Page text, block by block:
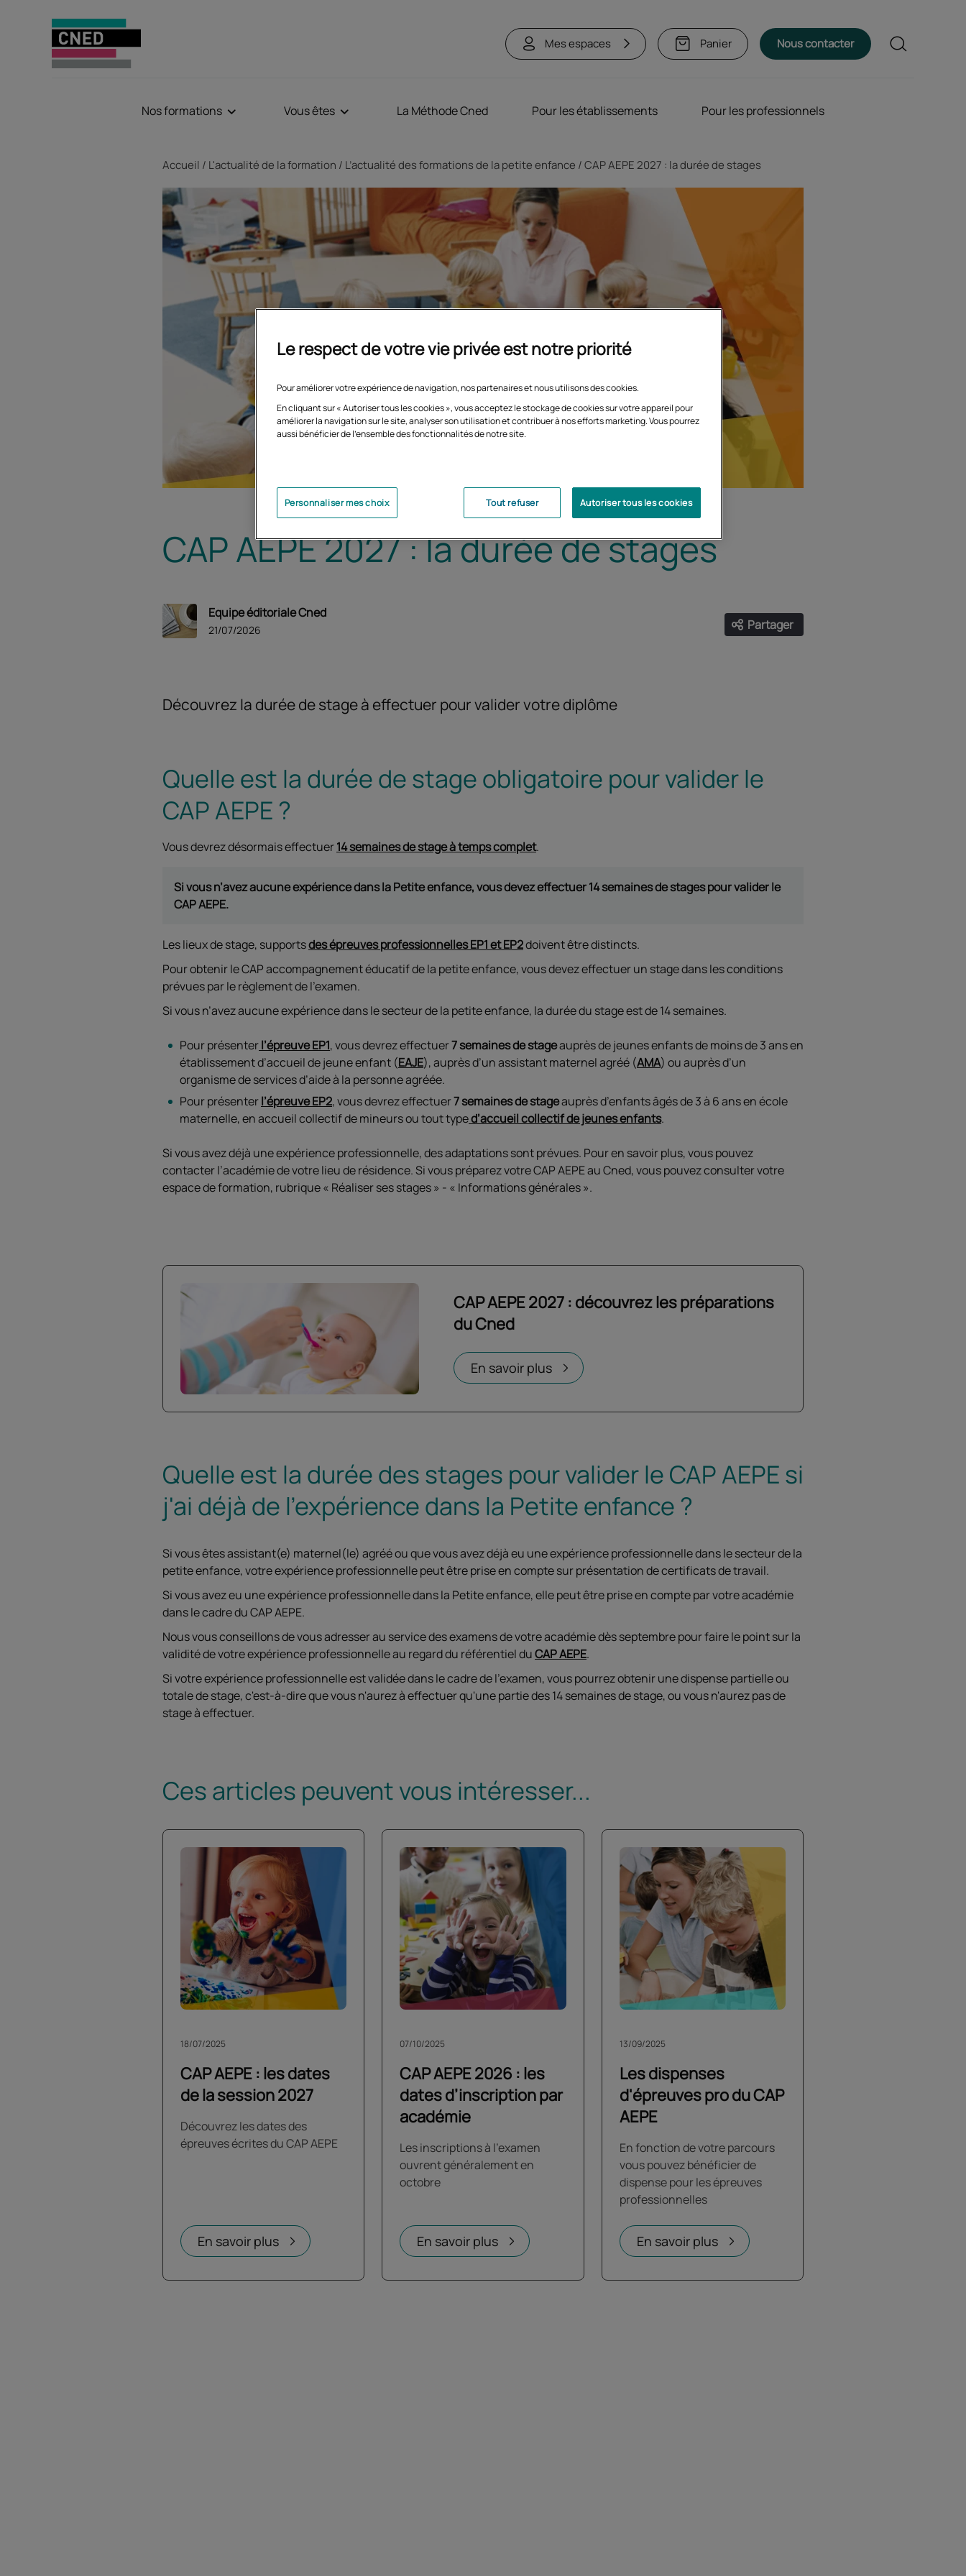
Mes espaces Panier Nous contacter Rechercher
Nos formations Vous êtes La Méthode Cned Pour les établissements Pour les professionnels
Accueil L'actualité de la formation L’actualité des formations de la petite enfance CAP AEPE 2027 : la durée de stages
CAP AEPE 2027 : la durée de stages
Equipe éditoriale Cned
21/07/2026 Partager
Ouvrir les liens de partage
Découvrez la durée de stage à effectuer pour valider votre diplôme
Quelle est la durée de stage obligatoire pour valider le
CAP AEPE ?
Vous devrez désormais effectuer14 semaines de stage à temps complet.
Si vous n’avez aucune expérience dans la Petite enfance, vous devez effectuer 14 semaines de stages pour valider le
CAP AEPE.
Les lieux de stage, supportsdes épreuves professionnelles EP1 et EP2doivent être distincts.
Pour obtenir le CAP accompagnement éducatif de la petite enfance, vous devez effectuer un stage dans les conditions
prévues par le règlement de l’examen.
Si vous n’avez aucune expérience dans le secteur de la petite enfance, la durée du stage est de 14 semaines.
Pour présenterl’épreuve EP1, vous devrez effectuer7 semaines de stageauprès de jeunes enfants de moins de 3 ans en
établissement d’accueil de jeune enfant (EAJE), auprès d’un assistant maternel agréé (AMA) ou auprès d’un
organisme de services d’aide à la personne agréée.
Pour présenterl’épreuve EP2, vous devrez effectuer7 semaines de stageauprès d’enfants âgés de 3 à 6 ans en école
maternelle, en accueil collectif de mineurs ou tout typed’accueil collectif de jeunes enfants.
Si vous avez déjà une expérience professionnelle, des adaptations sont prévues. Pour en savoir plus, vous pouvez
contacter l’académie de votre lieu de résidence. Si vous préparez votre CAP AEPE au Cned, vous pouvez consulter votre
espace de formation, rubrique « Réaliser ses stages » - « Informations générales ».
CAP AEPE 2027 : découvrez les préparations
du Cned
En savoir plus
Ouvrir dans un nouvel onglet
Quelle est la durée des stages pour valider le CAP AEPE si
j'ai déjà de l'expérience dans la Petite enfance ?
Si vous êtes assistant(e) maternel(le) agréé ou que vous avez déjà eu une expérience professionnelle dans le secteur de la
petite enfance, votre expérience professionnelle peut être prise en compte sur présentation de certificats de travail.
Si vous avez eu une expérience professionnelle dans la Petite enfance, elle peut être prise en compte par votre académie
dans le cadre du CAP AEPE.
Nous vous conseillons de vous adresser au service des examens de votre académie dès septembre pour faire le point sur la
validité de votre expérience professionnelle au regard du référentiel duCAP AEPE.
Si votre expérience professionnelle est validée dans le cadre de l'examen, vous pourrez obtenir une dispense partielle ou
totale de stage, c'est-à-dire que vous n'aurez à effectuer qu'une partie des 14 semaines de stage, ou vous n'aurez pas de
stage à effectuer.
Ces articles peuvent vous intéresser...
CAP AEPE : les dates
de la session 2027
18/07/2025
Découvrez les dates des
épreuves écrites du CAP AEPE
En savoir plus
CAP AEPE 2026 : les
dates d’inscription par
académie
07/10/2025
Les inscriptions à l'examen
ouvrent généralement en
octobre
En savoir plus
Les dispenses
d'épreuves pro du CAP
AEPE
13/09/2025
En fonction de votre parcours
vous pouvez bénéficier de
dispense pour les épreuves
professionnelles
En savoir plus
Le respect de votre vie privée est notre priorité
Pour améliorer votre expérience de navigation, nos partenaires et nous utilisons des cookies.
En cliquant sur « Autoriser tous les cookies », vous acceptez le stockage de cookies sur votre appareil pour
améliorer la navigation sur le site, analyser son utilisation et contribuer à nos efforts marketing. Vous pourrez
aussi bénéficier de l'ensemble des fonctionnalités de notre site.
Tout refuser Autoriser tous les cookies
Personnaliser mes choix